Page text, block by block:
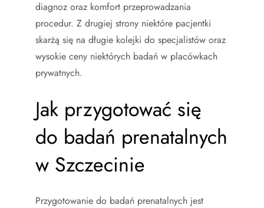
diagnoz oraz komfort przeprowadzania
procedur. Z drugiej strony niektóre pacjentki
skarżą się na długie kolejki do specjalistów oraz
wysokie ceny niektórych badań w placówkach
prywatnych.
Jak przygotować się
do badań prenatalnych
w Szczecinie
Przygotowanie do badań prenatalnych jest